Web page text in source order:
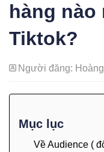
hàng nào
Tiktok?
Người đăng:
Mục lục
Về Audience (